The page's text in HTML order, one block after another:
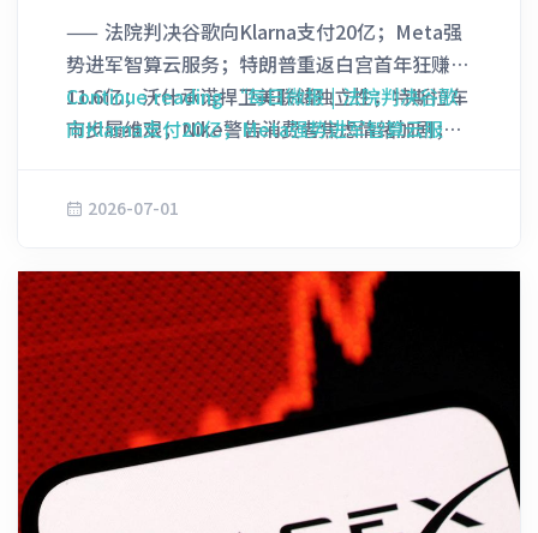
—— 法院判决谷歌向Klarna支付20亿；Meta强
势进军智算云服务；特朗普重返白宫首年狂赚
11.6亿；沃什承诺捍卫美联储独立性；特斯拉车
市步履维艰；Nike警告消费者焦虑情绪加剧；
周三判决，Alphabet Inc.旗下的谷歌
地位，需向Klarna Group Plc旗下的
Pricerunner部门支付近20亿美元。 此前，在欧
盟对这家搜索引擎巨头滥用市场支配地位进行反
垄断打击后，Pricerunner曾提出了高达800亿
瑞典克朗（约合82亿美元）的索赔诉求，而法院
在判决中驳回了其中的大部分索赔主张。 尽管
如此，法官琳达·库尔贝里（Linda Kullberg）
依然表示，这“毫无疑问是瑞典竞争法案件中有
Continue reading“每日微报 | 法院判决谷歌
向Klarna支付20亿；Meta强势进军智算云服
Nike警告消费者焦虑情绪加剧；贝莱德私贷基
2026-07-01